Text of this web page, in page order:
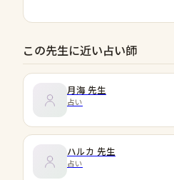
この先生に近い占い師
月海 先生
占い
ハルカ 先生
占い